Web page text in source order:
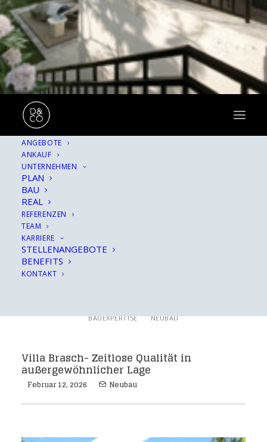
ANGEBOTE
ANKAUF
UNTERNEHMEN
PLAN
BAU
REAL
REFERENZEN
TEAM
KARRIERE
STELLENANGEBOTE
BENEFITS
KONTAKT
Hinter allem verbirgt
sich eine Geschichte.
BAUEXPERTISE
NEUBAU
Villa Brasch- Zeitlose Qualität in
außergewöhnlicher Lage
Februar 12, 2026 Neubau